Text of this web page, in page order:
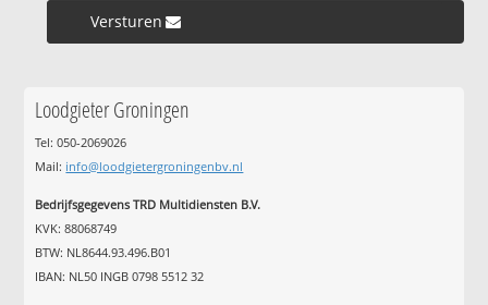
Versturen »
Loodgieter Groningen
Tel: 050-2069026
Mail: info@loodgietergroningenbv.nl
Bedrijfsgegevens TRD Multidiensten B.V.
KVK: 88068749
BTW: NL8644.93.496.B01
IBAN: NL50 INGB 0798 5512 32